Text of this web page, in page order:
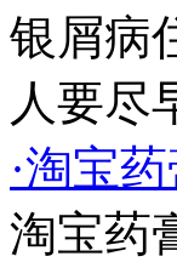
银屑病
人要尽
·淘宝
淘宝药